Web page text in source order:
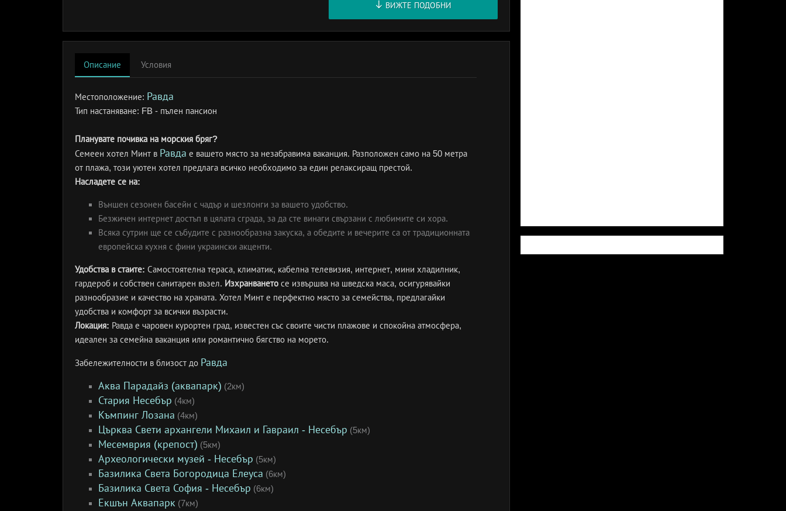
ВИЖТЕ ПОДОБНИ
Описание Условия
Местоположение: Равда
Тип настаняване: FB - пълен пансион
Планувате почивка на морския бряг?
Семеен хотел Минт в Равда е вашето място за незабравима ваканция. Разположен само на 50 метра
от плажа, този уютен хотел предлага всичко необходимо за един релаксиращ престой.
Насладете се на:
Външен сезонен басейн с чадър и шезлонги за вашето удобство.
Безжичен интернет достъп в цялата сграда, за да сте винаги свързани с любимите си хора.
Всяка сутрин ще се събудите с разнообразна закуска, а обедите и вечерите са от традиционната
европейска кухня с фини украински акценти.
Удобства в стаите: Самостоятелна тераса, климатик, кабелна телевизия, интернет, мини хладилник,
гардероб и собствен санитарен възел. Изхранването се извършва на шведска маса, осигурявайки
разнообразие и качество на храната. Хотел Минт е перфектно място за семейства, предлагайки
удобства и комфорт за всички възрасти.
Локация: Равда е чаровен курортен град, известен със своите чисти плажове и спокойна атмосфера,
идеален за семейна ваканция или романтично бягство на морето.
Забележителности в близост до Равда
Аква Парадайз (аквапарк) (2км)
Стария Несебър (4км)
Къмпинг Лозана (4км)
Църква Свети архангели Михаил и Гавраил - Несебър (5км)
Месемврия (крепост) (5км)
Археологически музей - Несебър (5км)
Базилика Света Богородица Елеуса (6км)
Базилика Света София - Несебър (6км)
Екшън Аквапарк (7км)